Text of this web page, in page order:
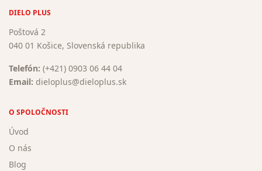
DIELO PLUS
Poštová 2
040 01 Košice, Slovenská republika
Telefón: (+421) 0903 06 44 04
Email: dieloplus@dieloplus.sk
O SPOLOČNOSTI
Úvod
O nás
Blog